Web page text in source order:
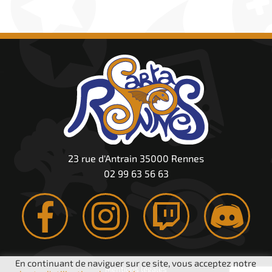
23 rue d'Antrain 35000 Rennes
02 99 63 56 63
Mentions légales
En continuant de naviguer sur ce site, vous acceptez notre